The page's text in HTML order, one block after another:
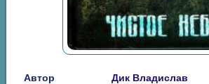
Автор
Дик Владислав